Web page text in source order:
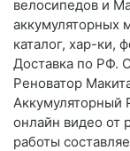
велосипедов и
аккумуляторных
каталог, хар-ки,
Доставка по РФ.
Реноватор
Аккумуляторный
онлайн видео от
работы